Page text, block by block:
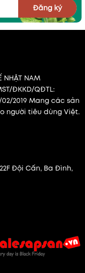
Đăng ký
NHẬT NAM
ĐKKD/QĐTL:
2019 Mang các sản
người tiêu dùng Việt.
Đội Cấn, Ba Đình,